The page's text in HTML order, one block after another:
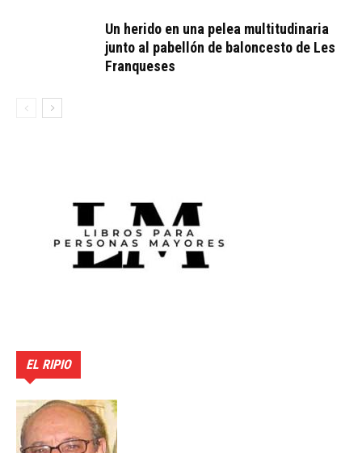
Un herido en una pelea multitudinaria
junto al pabellón de baloncesto de Les
Franqueses
EL RIPIO